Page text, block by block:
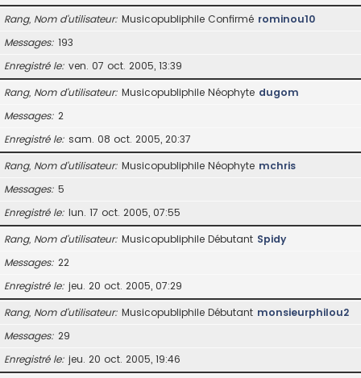
Rang, Nom d’utilisateur Musicopubliphile Confirmé rominou10
Messages 193
Enregistré le ven. 07 oct. 2005, 13:39
Rang, Nom d’utilisateur Musicopubliphile Néophyte dugom
Messages 2
Enregistré le sam. 08 oct. 2005, 20:37
Rang, Nom d’utilisateur Musicopubliphile Néophyte mchris
Messages 5
Enregistré le lun. 17 oct. 2005, 07:55
Rang, Nom d’utilisateur Musicopubliphile Débutant Spidy
Messages 22
Enregistré le jeu. 20 oct. 2005, 07:29
Rang, Nom d’utilisateur Musicopubliphile Débutant monsieurphilou2
Messages 29
Enregistré le jeu. 20 oct. 2005, 19:46